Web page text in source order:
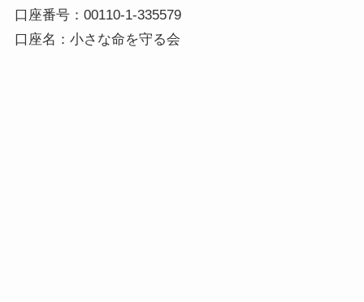
口座番号：00110-1-335579
口座名：小さな命を守る会